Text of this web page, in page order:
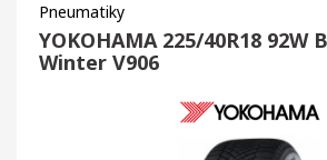
Pneumatiky
YOKOHAMA 225/40R18 92W
Winter V906